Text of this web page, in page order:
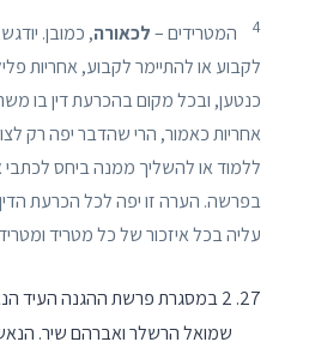
4 המטרידים –לכאורה, כמובן.
לקבוע או להתיימר לקבוע, אחריות
כנטען, ובכל מקום בהכרעת דין בו
אחריות כאמור, הרי שהדבר יפה רק
ללמוד או להשליך ממנה ביחס לכתבי
בפרשה. הערה זו יפה לכל הכרעת
עליה בכל איזכור של כל מטריד
2 במסגרת פרשת ההגנה העיד
שמואל הרשלר ואברהם שיר.